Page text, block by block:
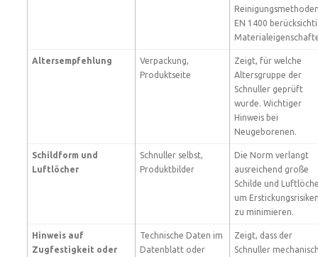
EN 1400
Altersempfehlung
Verpackung,
Produktseite
Zeigt, für welche
Altersgruppe der
Schnuller geprüft
wurde. Wichtiger
Hinweis bei
Neugeborenen.
Schildform und
Luftlöcher
Schnuller selbst,
Produktbilder
Die Norm verlangt
ausreichend große
Schilde und
um
zu minimieren.
Hinweis auf
Zugfestigkeit oder
Technische Daten im
Datenblatt oder
Zeigt, dass der
Schnuller